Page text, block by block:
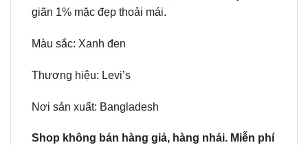
giãn 1% mặc đẹp thoải mái.
Màu sắc: Xanh đen
Thương hiệu: Levi’s
Nơi sản xuất: Bangladesh
Shop không bán hàng giả, hàng nhái. Miễn phí